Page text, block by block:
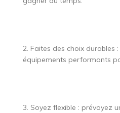
2. Faites des choix durables
équipements performants
3. Soyez flexible : prévoyez